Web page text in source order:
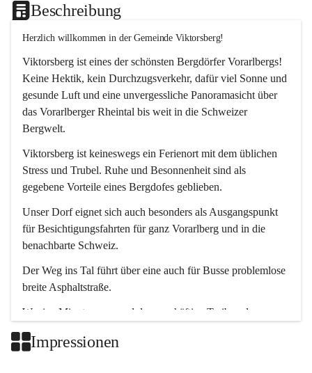
Beschreibung
Herzlich willkommen in der Gemeinde Viktorsberg!
Viktorsberg ist eines der schönsten Bergdörfer Vorarlbergs!
Keine Hektik, kein Durchzugsverkehr, dafür viel Sonne und
gesunde Luft und eine unvergessliche Panoramasicht über
das Vorarlberger Rheintal bis weit in die Schweizer
Bergwelt.
Viktorsberg ist keineswegs ein Ferienort mit dem üblichen
Stress und Trubel. Ruhe und Besonnenheit sind als
gegebene Vorteile eines Bergdofes geblieben.
Unser Dorf eignet sich auch besonders als Ausgangspunkt
für Besichtigungsfahrten für ganz Vorarlberg und in die
benachbarte Schweiz.
Der Weg ins Tal führt über eine auch für Busse problemlose
breite Asphaltstraße.
Wenige Minuten nur, und das geschäftige Treiben der
Impressionen